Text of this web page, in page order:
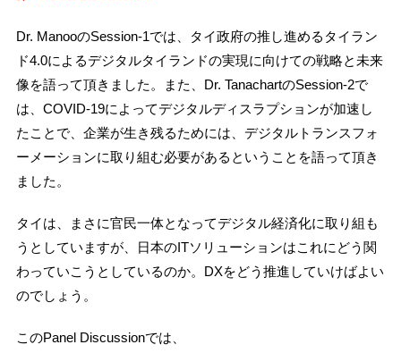
Dr. ManooのSession-1では、タイ政府の推し進めるタイラン
ド4.0によるデジタルタイランドの実現に向けての戦略と未来
像を語って頂きました。また、Dr. TanachartのSession-2で
は、COVID-19によってデジタルディスラプションが加速し
たことで、企業が生き残るためには、デジタルトランスフォ
ーメーションに取り組む必要があるということを語って頂き
ました。
タイは、まさに官民一体となってデジタル経済化に取り組も
うとしていますが、日本のITソリューションはこれにどう関
わっていこうとしているのか。DXをどう推進していけばよい
のでしょう。
このPanel Discussionでは、